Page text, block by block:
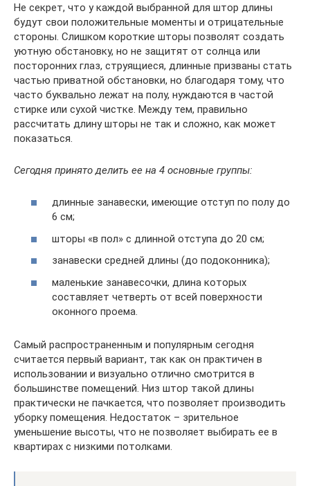
Не секрет, что у каждой выбранной для штор длины
будут свои положительные моменты и отрицательные
стороны. Слишком короткие шторы позволят создать
уютную обстановку, но не защитят от солнца или
посторонних глаз, струящиеся, длинные призваны стать
частью приватной обстановки, но благодаря тому, что
часто буквально лежат на полу, нуждаются в частой
стирке или сухой чистке. Между тем, правильно
рассчитать длину шторы не так и сложно, как может
показаться.
Сегодня принято делить ее на 4 основные группы:
длинные занавески, имеющие отступ по полу до
6 см;
шторы «в пол» с длинной отступа до 20 см;
занавески средней длины (до подоконника);
маленькие занавесочки, длина которых
составляет четверть от всей поверхности
оконного проема.
Самый распространенным и популярным сегодня
считается первый вариант, так как он практичен в
использовании и визуально отлично смотрится в
большинстве помещений. Низ штор такой длины
практически не пачкается, что позволяет производить
уборку помещения. Недостаток – зрительное
уменьшение высоты, что не позволяет выбирать ее в
квартирах с низкими потолками.